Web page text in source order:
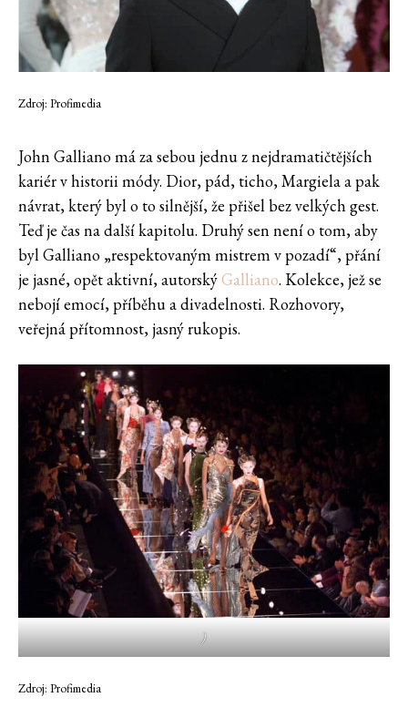
Zdroj: Profimedia
John Galliano má za sebou jednu z nejdramatičtějších
kariér v historii módy. Dior, pád, ticho, Margiela a pak
návrat, který byl o to silnější, že přišel bez velkých gest.
Teď je čas na další kapitolu. Druhý sen není o tom, aby
byl Galliano „respektovaným mistrem v pozadí“, přání
je jasné, opět aktivní, autorskýGalliano. Kolekce, jež se
nebojí emocí, příběhu a divadelnosti. Rozhovory,
veřejná přítomnost, jasný rukopis.
)
Zdroj: Profimedia